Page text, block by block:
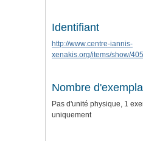
Identifiant
http://www.centre-iannis-
xenakis.org/items/show/
Nombre
Pas d'unité physique, 1
uniquement